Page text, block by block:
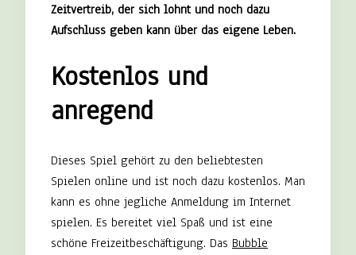
Zeitvertreib, der sich lohnt und noch dazu
Aufschluss geben kann über das eigene Leben.
Kostenlos und
anregend
Dieses Spiel gehört zu den beliebtesten
Spielen online und ist noch dazu kostenlos. Man
kann es ohne jegliche Anmeldung im Internet
spielen. Es bereitet viel Spaß und ist eine
schöne Freizeitbeschäftigung. Das Bubble